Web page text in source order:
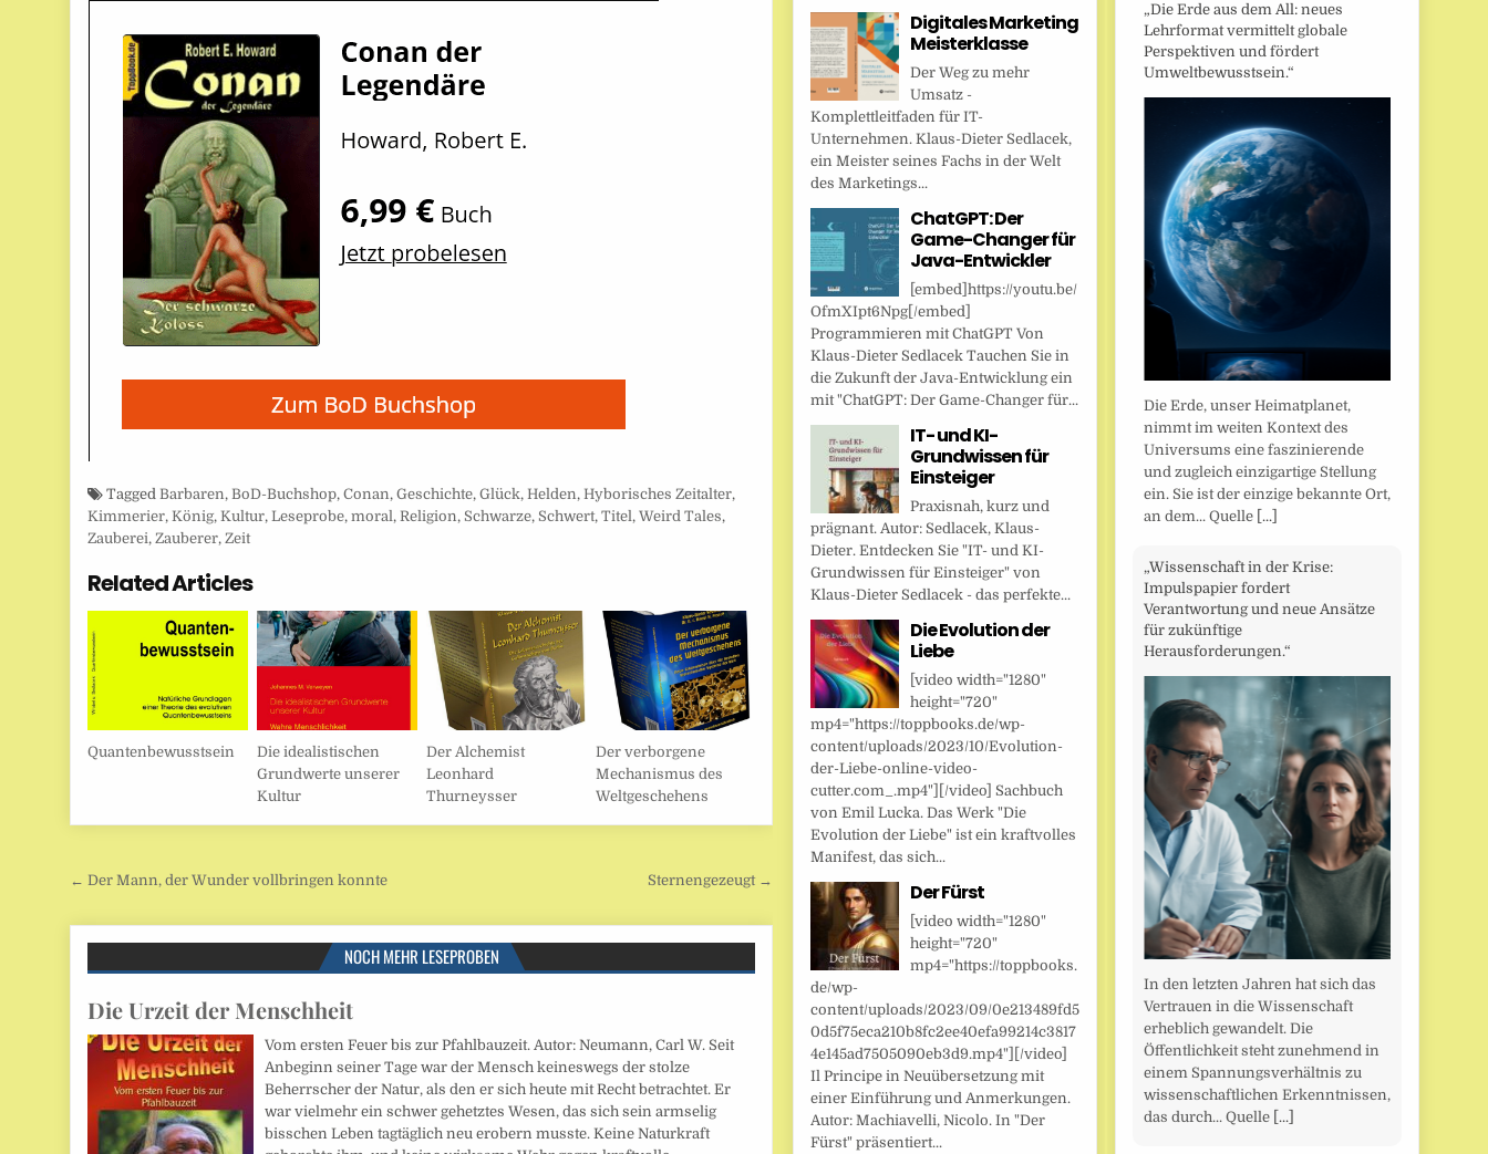
Tagged Barbaren, BoD-Buchshop,Conan,Geschichte,Glück, Helden, Hyborisches Zeitalter,
Kimmerier,König,Kultur,Leseprobe,moral , Religion, Schwarze, Schwert,Titel ,Weird Tales,
Zauberei, Zauberer, Zeit
Related Articles
Quantenbewusstsein
Die idealistischen
Grundwerte unserer
Kultur
Der Alchemist
Leonhard
Thurneysser
Der verborgene
Mechanismus des
Weltgeschehens
Beitragsnavigation
← Der Mann, der Wunder vollbringen konnte Sternengezeugt →
NOCH MEHR LESEPROBEN
Die Urzeit der Menschheit
Vom ersten Feuer bis zur Pfahlbauzeit. Autor: Neumann, Carl W. Seit
Anbeginn seiner Tage war der Mensch keineswegs der stolze
Beherrscher der Natur, als den er sich heute mit Recht betrachtet. Er
war vielmehr ein schwer gehetztes Wesen, das sich sein armselig
bisschen Leben tagtäglich neu erobern musste. Keine Naturkraft
Digitales Marketing
Meisterklasse
Der Weg zu mehr
Umsatz -
Komplettleitfaden für IT-
Unternehmen. Klaus-Dieter Sedlacek,
ein Meister seines Fachs in der Welt
des Marketings...
ChatGPT: Der
Game-Changer für
Java-Entwickler
[embed]https://youtu.be/
OfmXIpt6Npg[/embed]
Programmieren mit ChatGPT Von
Klaus-Dieter Sedlacek Tauchen Sie in
die Zukunft der Java-Entwicklung ein
mit "ChatGPT: Der Game-Changer für...
IT- und KI-
Grundwissen für
Einsteiger
Praxisnah, kurz und
prägnant. Autor: Sedlacek, Klaus-
Dieter. Entdecken Sie "IT- und KI-
Grundwissen für Einsteiger" von
Klaus-Dieter Sedlacek - das perfekte...
Die Evolution der
Liebe
[video width="1280"
height="720"
mp4="https://toppbooks.de/wp-
content/uploads/2023/10/Evolution-
der-Liebe-online-video-
cutter.com_.mp4"][/video] Sachbuch
von Emil Lucka. Das Werk "Die
Evolution der Liebe" ist ein kraftvolles
Manifest, das sich...
Der Fürst
[video width="1280"
height="720"
mp4="https://toppbooks.
de/wp-
content/uploads/2023/09/0e213489fd5
0d5f75eca210b8fc2ee40efa99214c3817
4e145ad7505090eb3d9.mp4"][/video]
Il Principe in Neuübersetzung mit
einer Einführung und Anmerkungen.
Autor: Machiavelli, Nicolo. In "Der
Fürst" präsentiert...
„Die Erde aus dem All: neues
Lehrformat vermittelt globale
Perspektiven und fördert
Umweltbewusstsein.“
Die Erde, unser Heimatplanet,
nimmt im weiten Kontext des
Universums eine faszinierende
und zugleich einzigartige Stellung
ein. Sie ist der einzige bekannte Ort,
an dem... Quelle [...]
„Wissenschaft in der Krise:
Impulspapier fordert
Verantwortung und neue Ansätze
für zukünftige
Herausforderungen.“
In den letzten Jahren hat sich das
Vertrauen in die Wissenschaft
erheblich gewandelt. Die
Öffentlichkeit steht zunehmend in
einem Spannungsverhältnis zu
wissenschaftlichen Erkenntnissen,
das durch... Quelle [...]